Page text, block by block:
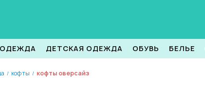
ДЕТСКАЯ ОДЕЖДА ОБУВЬ БЕЛЬЕ
/ кофты / кофты оверсайз